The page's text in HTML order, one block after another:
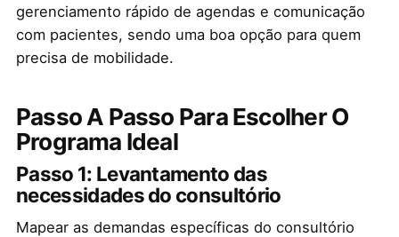
gerenciamento rápido de agendas e comunicação
com pacientes, sendo uma boa opção para quem
precisa de mobilidade.
Passo A Passo Para Escolher O
Programa Ideal
Passo 1: Levantamento das
necessidades do consultório
Mapear as demandas específicas do consultório